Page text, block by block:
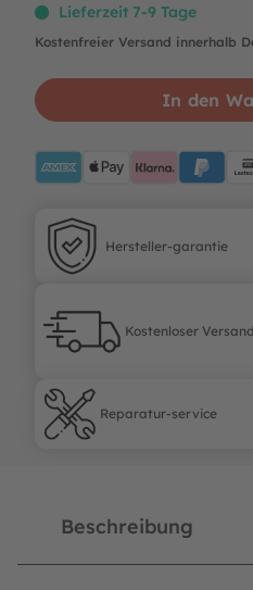
Lieferzeit 7-9 Tage
Kostenfreier Versand innerhalb
In den
ApplePayKlarna
Hersteller-garantie
Hersteller-garantie
Kostenloser Versand
Kostenloser Versand
Reparatur-service
Reparatur-service
Beschreibung